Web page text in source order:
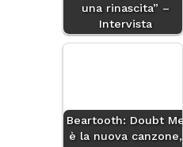
una rinascita” –
Intervista
Beartooth: Doubt Me
è la nuova canzone,